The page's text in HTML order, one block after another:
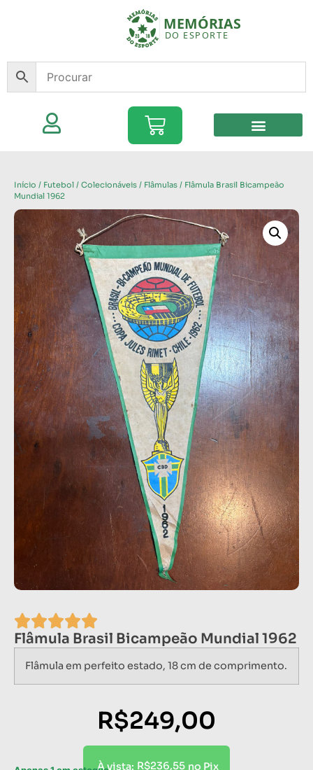
Início / Futebol / Colecionáveis / Flâmulas / Flâmula Brasil Bicampeão
Mundial 1962
Flâmula Brasil Bicampeão Mundial 1962
Flâmula em perfeito estado, 18 cm de comprimento.
R$249,00
À vista: R$236,55 no Pix